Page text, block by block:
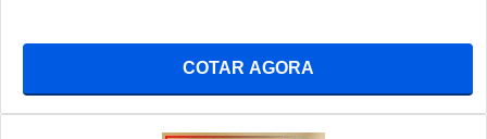
COTAR AGORA